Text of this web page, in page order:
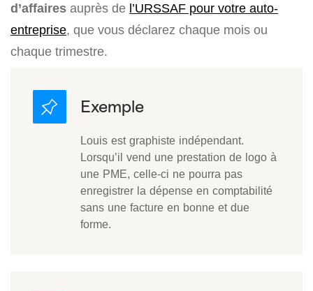
d’affaires auprès de l’URSSAF pour votre auto-
entreprise, que vous déclarez chaque mois ou
chaque trimestre.
Louis est graphiste indépendant.
Lorsqu’il vend une prestation de logo à
une PME, celle-ci ne pourra pas
enregistrer la dépense en comptabilité
sans une facture en bonne et due
forme.